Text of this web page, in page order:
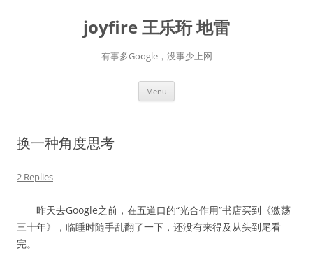
joyfire 王乐珩 地雷
有事多Google，没事少上网
Menu
换一种角度思考
2 Replies
昨天去Google之前，在五道口的“光合作用”书店买到《激荡
三十年》，临睡时随手乱翻了一下，还没有来得及从头到尾看
完。